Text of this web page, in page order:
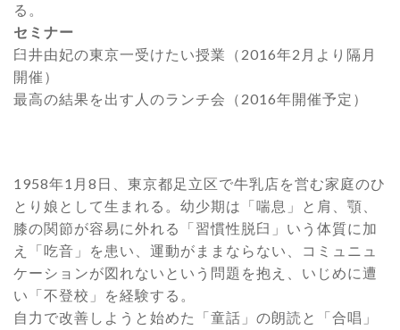
る。
セミナー
臼井由妃の東京一受けたい授業（2016年2月より隔月
開催）
最高の結果を出す人のランチ会（2016年開催予定）
1958年1月8日、東京都足立区で牛乳店を営む家庭のひ
とり娘として生まれる。幼少期は「喘息」と肩、顎、
膝の関節が容易に外れる「習慣性脱臼」いう体質に加
え「吃音」を患い、運動がままならない、コミュニュ
ケーションが図れないという問題を抱え、いじめに遭
い「不登校」を経験する。
自力で改善しようと始めた「童話」の朗読と「合唱」